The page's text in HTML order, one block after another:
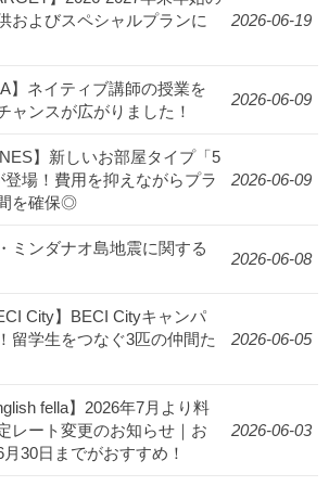
およびスペシャルプランに
2026-06-19
】ネイティブ講師の授業を
ャンスが広がりました！
2026-06-09
】新しいお部屋タイプ「5
登場！費用を抑えながらプラ
を確保◎
2026-06-09
ミンダナオ島地震に関する
2026-06-08
City】BECI Cityキャンパ
留学生をつなぐ3匹の仲間た
2026-06-05
fella】2026年7月より料
レート変更のお知らせ｜お
30日までがおすすめ！
2026-06-03